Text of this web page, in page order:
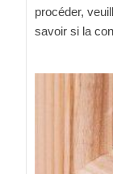
procéder,
savoir si la